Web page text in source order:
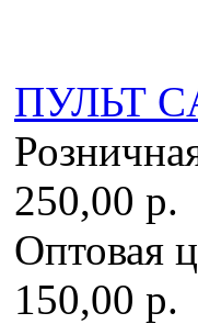
ПУЛЬТ
250,00 р.
Оптовая
150,00 р.